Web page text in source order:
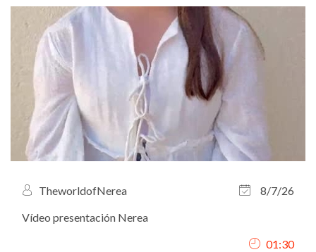
TheworldofNerea
8/7/26
Vídeo presentación Nerea
01:30